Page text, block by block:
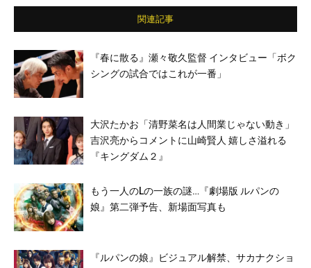
関連記事
『春に散る』瀬々敬久監督 インタビュー「ボク
シングの試合ではこれが一番」
大沢たかお「清野菜名は人間業じゃない動き」
吉沢亮からコメントに山崎賢人 嬉しさ溢れる
『キングダム２』
もう一人のLの一族の謎…『劇場版 ルパンの
娘』第二弾予告、新場面写真も
『ルパンの娘』ビジュアル解禁、サカナクショ